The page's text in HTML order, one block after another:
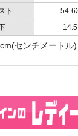
ト
54-
14.5
センチメートル)